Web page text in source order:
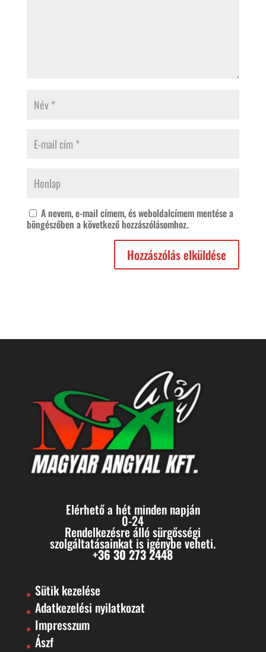
A nevem, e-mail címem, és weboldalcímem mentése a
böngészőben a következő hozzászólásomhoz.
Elérhető a hét minden napján
0-24
Rendelkezésre álló sürgősségi
szolgáltatásainkat is igénybe veheti.
+36 30 273 2448
Sütik kezelése
Adatkezelési nyilatkozat
Impresszum
Ászf